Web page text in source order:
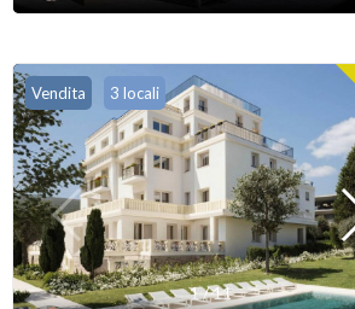
1/11
Vendita 3 locali